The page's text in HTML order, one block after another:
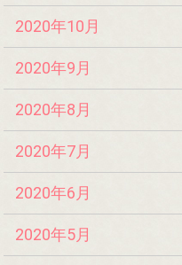
2020年10月
2020年9月
2020年8月
2020年7月
2020年6月
2020年5月